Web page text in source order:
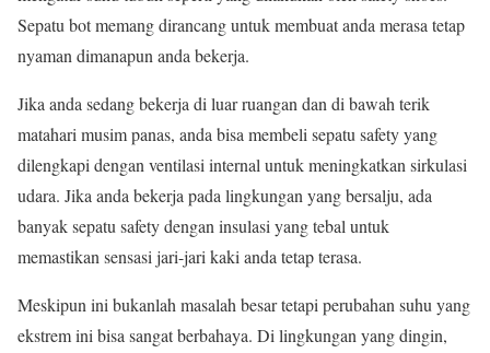
Sepatu bot memang dirancang untuk membuat anda merasa tetap
nyaman dimanapun anda bekerja.
Jika anda sedang bekerja di luar ruangan dan di bawah terik
matahari musim panas, anda bisa membeli sepatu safety yang
dilengkapi dengan ventilasi internal untuk meningkatkan sirkulasi
udara. Jika anda bekerja pada lingkungan yang bersalju, ada
banyak sepatu safety dengan insulasi yang tebal untuk
memastikan sensasi jari-jari kaki anda tetap terasa.
Meskipun ini bukanlah masalah besar tetapi perubahan suhu yang
ekstrem ini bisa sangat berbahaya. Di lingkungan yang dingin,